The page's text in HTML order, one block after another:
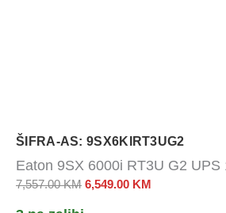
ŠIFRA-AS: 9SX6KIRT3UG2
Eaton 9SX 6000i RT3U G2 UPS
7,557.00KM Izvorna
6,549.00 KM